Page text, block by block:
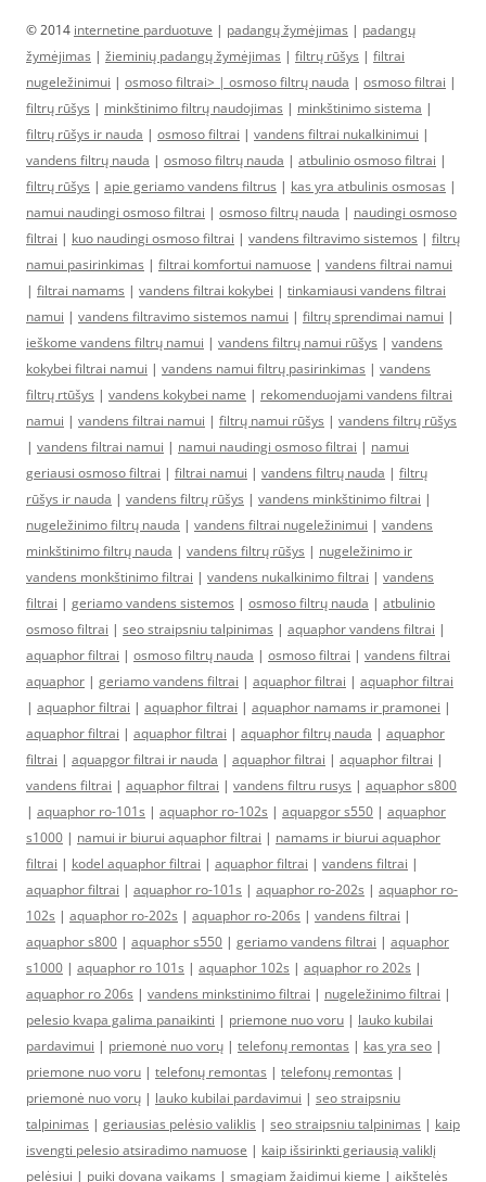
© 2014 internetine parduotuve | padangų žymėjimas | padangų
žymėjimas | žieminių padangų žymėjimas | filtrų rūšys | filtrai
nugeležinimui | osmoso filtrai> | osmoso filtrų nauda | osmoso filtrai |
filtrų rūšys | minkštinimo filtrų naudojimas | minkštinimo sistema |
filtrų rūšys ir nauda | osmoso filtrai | vandens filtrai nukalkinimui |
vandens filtrų nauda | osmoso filtrų nauda | atbulinio osmoso filtrai |
filtrų rūšys | apie geriamo vandens filtrus | kas yra atbulinis osmosas |
namui naudingi osmoso filtrai | osmoso filtrų nauda | naudingi osmoso
filtrai | kuo naudingi osmoso filtrai | vandens filtravimo sistemos | filtrų
namui pasirinkimas | filtrai komfortui namuose | vandens filtrai namui
| filtrai namams | vandens filtrai kokybei | tinkamiausi vandens filtrai
namui | vandens filtravimo sistemos namui | filtrų sprendimai namui |
ieškome vandens filtrų namui | vandens filtrų namui rūšys | vandens
kokybei filtrai namui | vandens namui filtrų pasirinkimas | vandens
filtrų rtūšys | vandens kokybei name | rekomenduojami vandens filtrai
namui | vandens filtrai namui | filtrų namui rūšys | vandens filtrų rūšys
| vandens filtrai namui | namui naudingi osmoso filtrai | namui
geriausi osmoso filtrai | filtrai namui | vandens filtrų nauda | filtrų
rūšys ir nauda | vandens filtrų rūšys | vandens minkštinimo filtrai |
nugeležinimo filtrų nauda | vandens filtrai nugeležinimui | vandens
minkštinimo filtrų nauda | vandens filtrų rūšys | nugeležinimo ir
vandens monkštinimo filtrai | vandens nukalkinimo filtrai | vandens
filtrai | geriamo vandens sistemos | osmoso filtrų nauda | atbulinio
osmoso filtrai | seo straipsniu talpinimas | aquaphor vandens filtrai |
aquaphor filtrai | osmoso filtrų nauda | osmoso filtrai | vandens filtrai
aquaphor | geriamo vandens filtrai | aquaphor filtrai | aquaphor filtrai
| aquaphor filtrai | aquaphor filtrai | aquaphor namams ir pramonei |
aquaphor filtrai | aquaphor filtrai | aquaphor filtrų nauda | aquaphor
filtrai | aquapgor filtrai ir nauda | aquaphor filtrai | aquaphor filtrai |
vandens filtrai | aquaphor filtrai | vandens filtru rusys | aquaphor s800
| aquaphor ro-101s | aquaphor ro-102s | aquapgor s550 | aquaphor
s1000 | namui ir biurui aquaphor filtrai | namams ir biurui aquaphor
filtrai | kodel aquaphor filtrai | aquaphor filtrai | vandens filtrai |
aquaphor filtrai | aquaphor ro-101s | aquaphor ro-202s | aquaphor ro-
102s | aquaphor ro-202s | aquaphor ro-206s | vandens filtrai |
aquaphor s800 | aquaphor s550 | geriamo vandens filtrai | aquaphor
s1000 | aquaphor ro 101s | aquaphor 102s | aquaphor ro 202s |
aquaphor ro 206s | vandens minkstinimo filtrai | nugeležinimo filtrai |
pelesio kvapa galima panaikinti | priemone nuo voru | lauko kubilai
pardavimui | priemonė nuo vorų | telefonų remontas | kas yra seo |
priemone nuo voru | telefonų remontas | telefonų remontas |
priemonė nuo vorų | lauko kubilai pardavimui | seo straipsniu
talpinimas | geriausias pelėsio valiklis | seo straipsniu talpinimas | kaip
isvengti pelesio atsiradimo namuose | kaip išsirinkti geriausią valiklį
pelėsiui | puiki dovana vaikams | smagiam žaidimui kieme | aikštelės